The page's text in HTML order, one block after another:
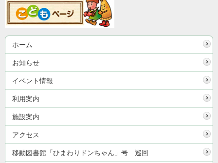
ホーム
お知らせ
イベント情報
利用案内
施設案内
アクセス
移動図書館「ひまわりドンちゃん」号 巡回